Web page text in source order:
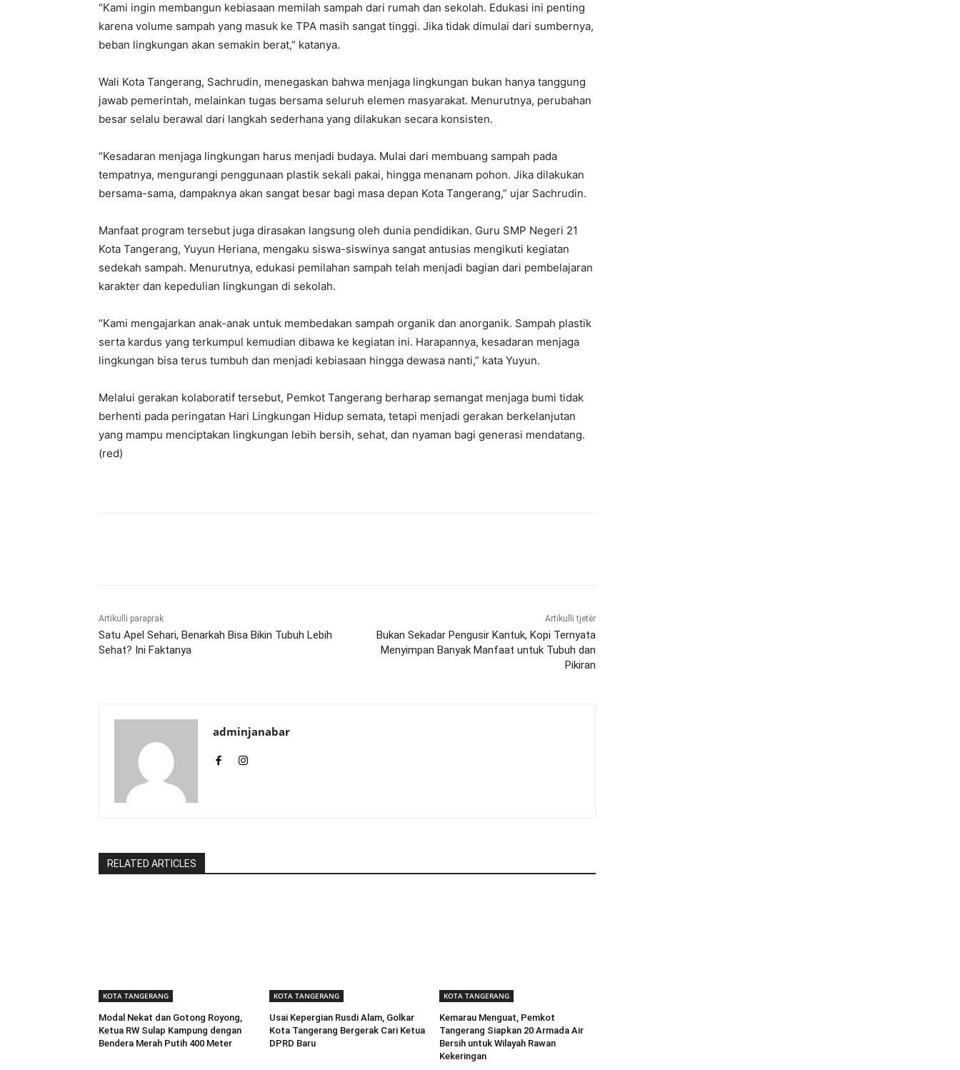
“Kami ingin membangun kebiasaan memilah sampah dari rumah dan sekolah. Edukasi ini penting
karena volume sampah yang masuk ke TPA masih sangat tinggi. Jika tidak dimulai dari sumbernya,
beban lingkungan akan semakin berat,” katanya.
Wali Kota Tangerang, Sachrudin, menegaskan bahwa menjaga lingkungan bukan hanya tanggung
jawab pemerintah, melainkan tugas bersama seluruh elemen masyarakat. Menurutnya, perubahan
besar selalu berawal dari langkah sederhana yang dilakukan secara konsisten.
“Kesadaran menjaga lingkungan harus menjadi budaya. Mulai dari membuang sampah pada
tempatnya, mengurangi penggunaan plastik sekali pakai, hingga menanam pohon. Jika dilakukan
bersama-sama, dampaknya akan sangat besar bagi masa depan Kota Tangerang,” ujar Sachrudin.
Manfaat program tersebut juga dirasakan langsung oleh dunia pendidikan. Guru SMP Negeri 21
Kota Tangerang, Yuyun Heriana, mengaku siswa-siswinya sangat antusias mengikuti kegiatan
sedekah sampah. Menurutnya, edukasi pemilahan sampah telah menjadi bagian dari pembelajaran
karakter dan kepedulian lingkungan di sekolah.
“Kami mengajarkan anak-anak untuk membedakan sampah organik dan anorganik. Sampah plastik
serta kardus yang terkumpul kemudian dibawa ke kegiatan ini. Harapannya, kesadaran menjaga
lingkungan bisa terus tumbuh dan menjadi kebiasaan hingga dewasa nanti,” kata Yuyun.
Melalui gerakan kolaboratif tersebut, Pemkot Tangerang berharap semangat menjaga bumi tidak
berhenti pada peringatan Hari Lingkungan Hidup semata, tetapi menjadi gerakan berkelanjutan
yang mampu menciptakan lingkungan lebih bersih, sehat, dan nyaman bagi generasi mendatang.
(red)
Artikulli paraprak
Satu Apel Sehari, Benarkah Bisa Bikin Tubuh Lebih
Sehat? Ini Faktanya
Artikulli tjetër
Bukan Sekadar Pengusir Kantuk, Kopi Ternyata
Menyimpan Banyak Manfaat untuk Tubuh dan
Pikiran
adminjanabar
RELATED ARTICLES
KOTA TANGERANG
Modal Nekat dan Gotong Royong,
Ketua RW Sulap Kampung dengan
Bendera Merah Putih 400 Meter
KOTA TANGERANG
Usai Kepergian Rusdi Alam, Golkar
Kota Tangerang Bergerak Cari Ketua
DPRD Baru
KOTA TANGERANG
Kemarau Menguat, Pemkot
Tangerang Siapkan 20 Armada Air
Bersih untuk Wilayah Rawan
Kekeringan